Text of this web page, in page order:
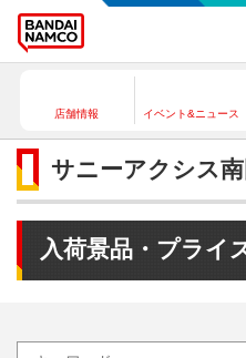
店舗情報 イベント&ニュース
サニーアクシス
入荷景品・プライ